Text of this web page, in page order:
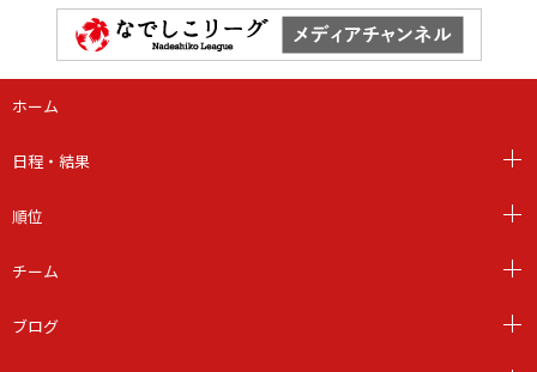
ホーム
日程・結果
順位
チーム
ブログ